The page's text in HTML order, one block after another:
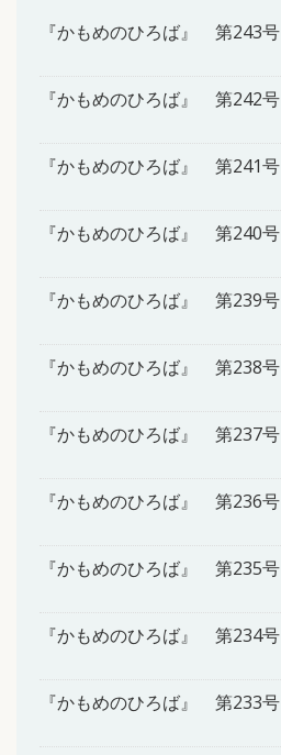
『かもめのひろば』 第243号
『かもめのひろば』 第242号
『かもめのひろば』 第241号
『かもめのひろば』 第240号
『かもめのひろば』 第239号
『かもめのひろば』 第238号
『かもめのひろば』 第237号
『かもめのひろば』 第236号
『かもめのひろば』 第235号
『かもめのひろば』 第234号
『かもめのひろば』 第233号